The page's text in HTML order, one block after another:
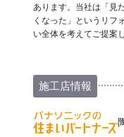
あります。当社は「見
くなった」というリフ
い全体を考えてご提案
施工店情報